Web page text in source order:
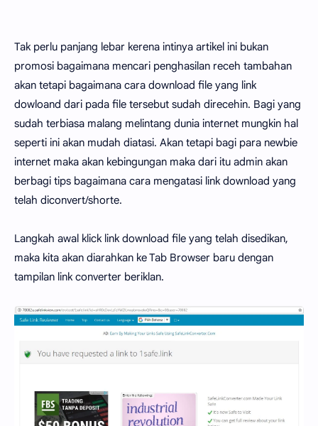
Tak perlu panjang lebar kerena intinya artikel ini bukan
promosi bagaimana mencari penghasilan receh tambahan
akan tetapi bagaimana cara download file yang link
dowloand dari pada file tersebut sudah direcehin. Bagi yang
sudah terbiasa malang melintang dunia internet mungkin hal
seperti ini akan mudah diatasi. Akan tetapi bagi para newbie
internet maka akan kebingungan maka dari itu admin akan
berbagi tips bagaimana cara mengatasi link download yang
telah diconvert/shorte.
Langkah awal klick link download file yang telah disedikan,
maka kita akan diarahkan ke Tab Browser baru dengan
tampilan link converter beriklan.